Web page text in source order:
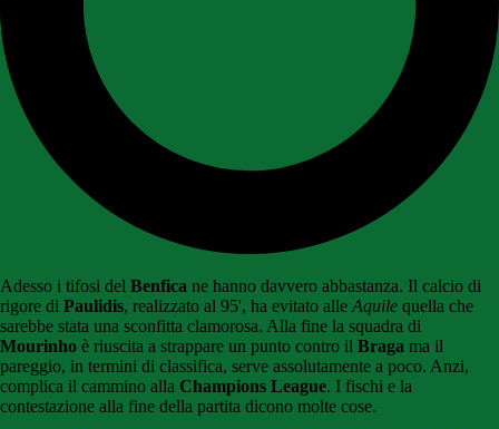
Adesso i tifosi del Benfica ne hanno davvero abbastanza. Il calcio di
rigore di Paulidis, realizzato al 95', ha evitato alleAquile quella che
sarebbe stata una sconfitta clamorosa. Alla fine la squadra di
Mourinho è riuscita a strappare un punto contro il Braga ma il
pareggio, in termini di classifica, serve assolutamente a poco. Anzi,
complica il cammino alla Champions League. I fischi e la
contestazione alla fine della partita dicono molte cose.